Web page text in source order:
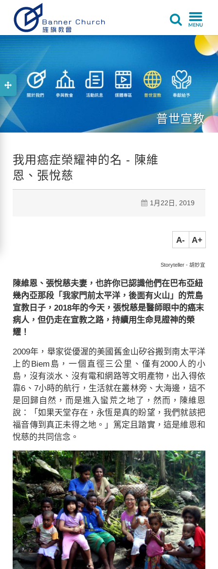
普世宣教
我用癌症榮耀神的名 - 陳維
恩、張悅慈
1月22日, 2019
A- A+
Storyteller - 胡妙宜
陳維恩、張悅慈夫妻，也許你已認識他們在巴布亞紐
幾內亞那段「我家門前太平洋，後面有火山」的荒島
宣教日子，2018年的今天，張悅慈是醫師眼中的癌末
病人，但仍走在宣教之路，持續用生命見證神的榮
耀！
2009年，舉家從優渥的美國舊金山矽谷搬到南太平洋
上的Biem島，一個直徑三公里、僅有2000人的小
島，沒有淡水、沒有電和網路等文明產物，出入得依
靠6、7小時的航行，生活就在叢林旁、大海邊，這不
是回歸自然，而是進入蠻荒之地了，然而，陳維恩
說：「如果天堂存在，永恆是真的盼望，我們就該把
福音傳到真正未得之地。」篤定且踏實，這是維恩和
悅慈的共同信念。